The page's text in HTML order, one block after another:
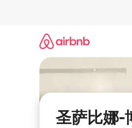
圣萨比娜-